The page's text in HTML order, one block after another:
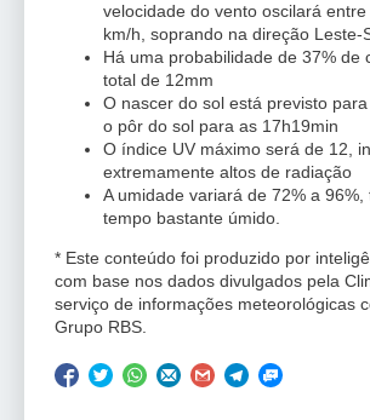
velocidade do vento oscilará
km/h, soprando na direção Leste-
Há uma probabilidade de 37% de
total de 12mm
O nascer do sol está previsto
o pôr do sol para as 17h19min
O índice UV máximo será de 12,
extremamente altos de radiação
A umidade variará de 72% a 96%,
tempo bastante úmido.
* Este conteúdo foi produzido por
com base nos dados divulgados pela
serviço de informações meteorológicas
Grupo RBS.